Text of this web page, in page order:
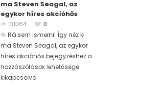
ma Steven Seagal, az
egykor híres akcióhős
131064
0
Rá sem ismerni! Így néz ki
ma Steven Seagal, az egykor
híres akcióhős bejegyzéshez a
hozzászólások lehetősége
kikapcsolva